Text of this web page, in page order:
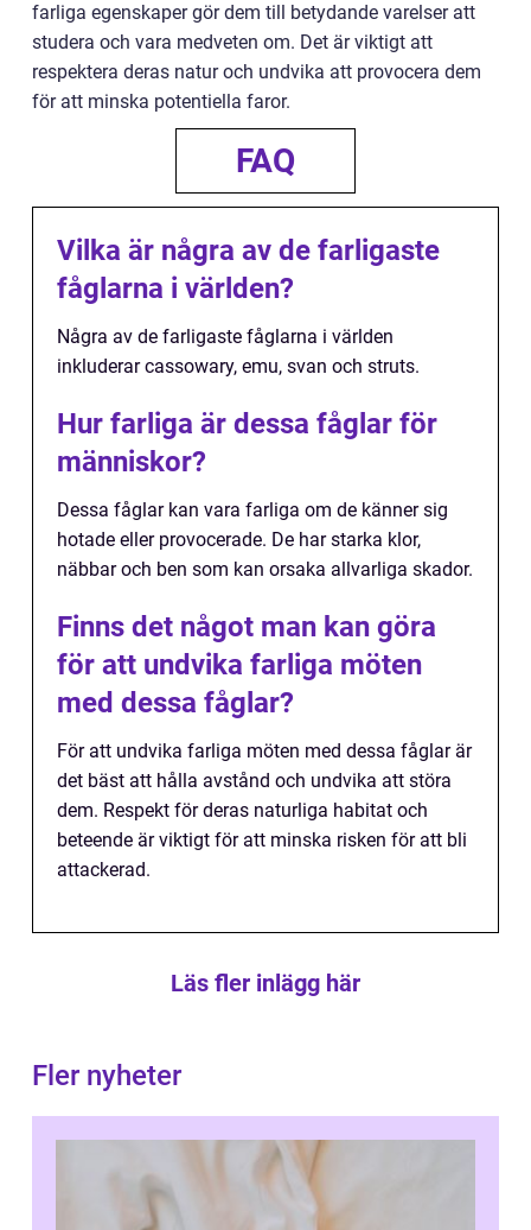
farliga egenskaper gör dem till betydande varelser att
studera och vara medveten om. Det är viktigt att
respektera deras natur och undvika att provocera dem
för att minska potentiella faror.
FAQ
Vilka är några av de farligaste
fåglarna i världen?
Några av de farligaste fåglarna i världen
inkluderar cassowary, emu, svan och struts.
Hur farliga är dessa fåglar för
människor?
Dessa fåglar kan vara farliga om de känner sig
hotade eller provocerade. De har starka klor,
näbbar och ben som kan orsaka allvarliga skador.
Finns det något man kan göra
för att undvika farliga möten
med dessa fåglar?
För att undvika farliga möten med dessa fåglar är
det bäst att hålla avstånd och undvika att störa
dem. Respekt för deras naturliga habitat och
beteende är viktigt för att minska risken för att bli
attackerad.
Läs fler inlägg här
Fler nyheter